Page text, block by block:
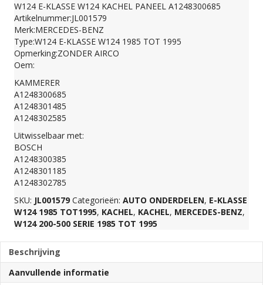
W124 E-KLASSE W124 KACHEL PANEEL A1248300685
Artikelnummer:JL001579
Merk:MERCEDES-BENZ
Type:W124 E-KLASSE W124 1985 TOT 1995
Opmerking:ZONDER AIRCO
Oem:
KAMMERER
A1248300685
A1248301485
A1248302585
Uitwisselbaar met:
BOSCH
A1248300385
A1248301185
A1248302785
SKU: JL001579 Categorieën: AUTO ONDERDELEN, E-KLASSE
W124 1985 TOT1995, KACHEL, KACHEL, MERCEDES-BENZ,
W124 200-500 SERIE 1985 TOT 1995
Beschrijving
Aanvullende informatie